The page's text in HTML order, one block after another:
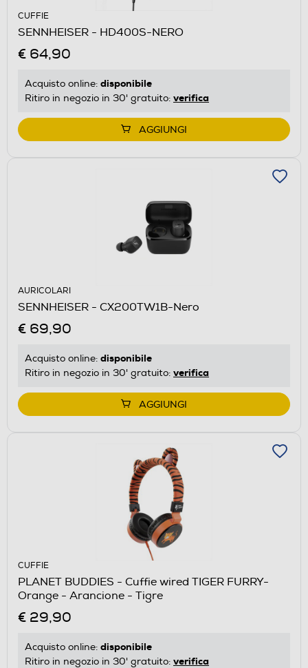
CUFFIE
SENNHEISER - HD400S-NERO
€ 64,90
Acquisto online: disponibile
Ritiro in negozio in 30' gratuito: verifica
AGGIUNGI
AURICOLARI
SENNHEISER - CX200TW1B-Nero
€ 69,90
Acquisto online: disponibile
Ritiro in negozio in 30' gratuito: verifica
AGGIUNGI
CUFFIE
PLANET BUDDIES - Cuffie wired TIGER FURRY-
Orange - Arancione - Tigre
€ 29,90
Acquisto online: disponibile
Ritiro in negozio in 30' gratuito: verifica